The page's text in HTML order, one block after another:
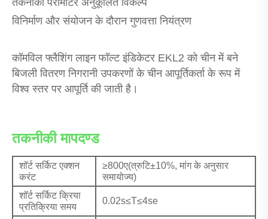
विनिर्माण और संयोजन के दौरान गुणवत्ता नियंत्रण
कॉमविल फ्लैशिंग लाइन फॉल्ट इंडिकेटर EKL2 को चीन में बने
बिजली वितरण निगरानी उपकरणों के चीन आपूर्तिकर्ता के रूप में
विश्व स्तर पर आपूर्ति की जाती है।
तकनीकी मापदण्ड
शॉर्ट सर्किट एक्शन
करंट
≥800ए(त्रुटि±10%, मांग के अनुसार
समायोज्य)
शॉर्ट सर्किट क्रिया
प्रतिक्रिया समय
0.02s≤T≤4se